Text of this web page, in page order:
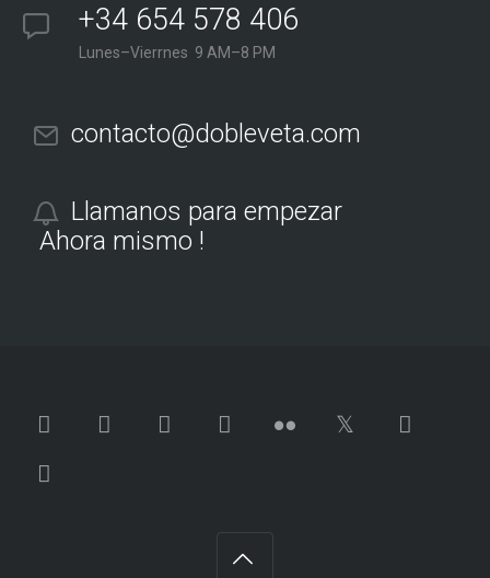
+34 654 578 406
Lunes–Vierrnes 9 AM–8 PM
contacto@dobleveta.com
Llamanos para empezar
Ahora mismo !